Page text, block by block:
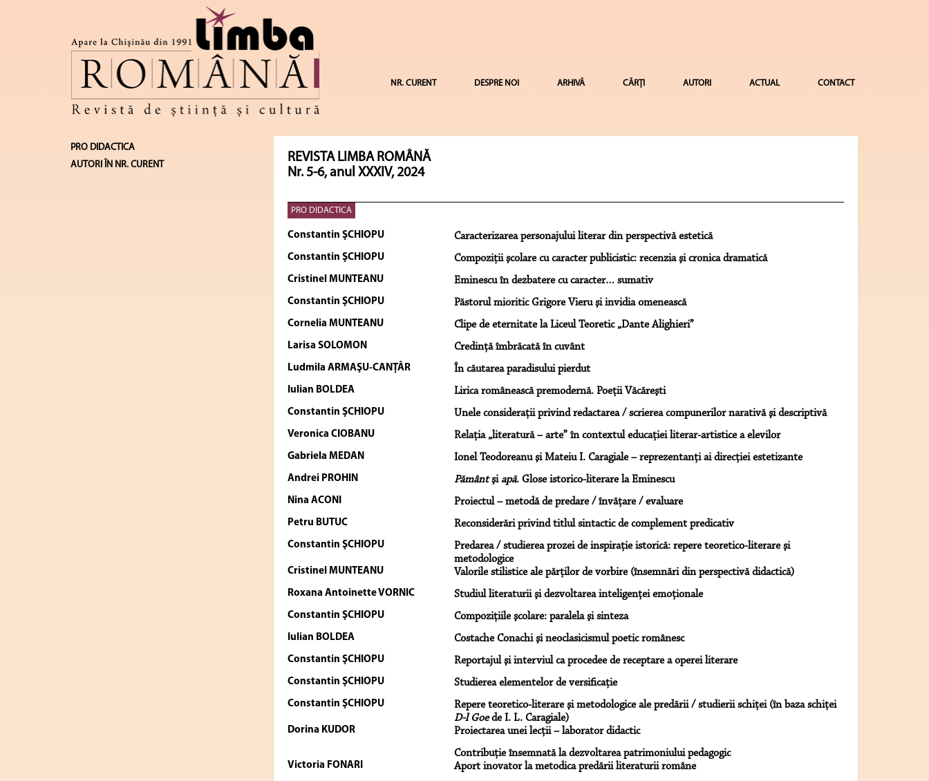
NR. CURENT DESPRE NOI ARHIVĂ CĂRȚI AUTORI ACTUAL CONTACT
PRO DIDACTICA
AUTORI ÎN NR. CURENT
REVISTA LIMBA ROMÂNĂ
Nr. 5-6, anul XXXIV, 2024
PRO DIDACTICA
Constantin ŞCHIOPU Caracterizarea personajului literar din perspectivă estetică
Constantin ŞCHIOPU Compoziţii şcolare cu caracter publicistic: recenzia şi cronica dramatică
Cristinel MUNTEANU Eminescu în dezbatere cu caracter… sumativ
Constantin ŞCHIOPU Păstorul mioritic Grigore Vieru şi invidia omenească
Cornelia MUNTEANU Clipe de eternitate la Liceul Teoretic „Dante Alighieri”
Larisa SOLOMON Credinţă îmbrăcată în cuvânt
Ludmila ARMAŞU-CANŢÂR În căutarea paradisului pierdut
Iulian BOLDEA Lirica românească premodernă. Poeţii Văcăreşti
Constantin ŞCHIOPU Unele consideraţii privind redactarea / scrierea compunerilor narativă şi descriptivă
Veronica CIOBANU Relaţia „literatură – arte” în contextul educaţiei literar-artistice a elevilor
Gabriela MEDAN Ionel Teodoreanu şi Mateiu I. Caragiale – reprezentanţi ai direcţiei estetizante
Andrei PROHIN Pământşiapă. Glose istorico-literare la Eminescu
Nina ACONI Proiectul – metodă de predare / învăţare / evaluare
Petru BUTUC Reconsiderări privind titlul sintactic de complement predicativ
Constantin ŞCHIOPU
Predarea / studierea prozei de inspiraţie istorică: repere teoretico-literare şi
metodologice
Cristinel MUNTEANU Valorile stilistice ale părţilor de vorbire (însemnări din perspectivă didactică)
Roxana Antoinette VORNIC Studiul literaturii şi dezvoltarea inteligenţei emoţionale
Constantin ŞCHIOPU Compoziţiile şcolare: paralela şi sinteza
Iulian BOLDEA Costache Conachi şi neoclasicismul poetic românesc
Constantin ŞCHIOPU Reportajul şi interviul ca procedee de receptare a operei literare
Constantin ŞCHIOPU Studierea elementelor de versificaţie
Constantin ŞCHIOPU
Repere teoretico-literare şi metodologice ale predării / studierii schiţei (în baza schiţei
D-l Goede I. L. Caragiale)
Dorina KUDOR
Proiectarea unei lecţii – laborator didactic
Contribuţie însemnată la dezvoltarea patrimoniului pedagogic
Victoria FONARI Aport inovator la metodica predării literaturii române